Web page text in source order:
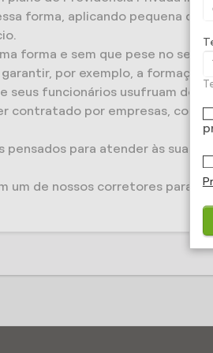
forma, aplicando pequena
forma e sem que pese no seu
por exemplo, a formação
seus funcionários usufruam de
contratado por empresas,
pensados para atender às suas
um de nossos corretores para